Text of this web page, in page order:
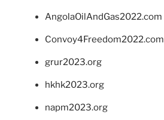
AngolaOilAndGas2022.com
Convoy4Freedom2022.com
grur2023.org
hkhk2023.org
napm2023.org